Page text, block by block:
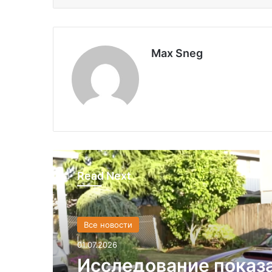
Max Sneg
Read Next
Все новости
01.07.2026
Исследование